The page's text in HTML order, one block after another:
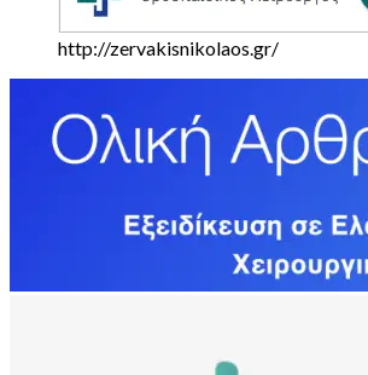
http://zervakisnikolaos.gr/